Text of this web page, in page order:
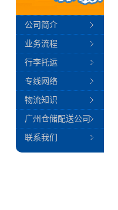
公司简介
业务流程
行李托运
专线网络
物流知识
广州仓储配送公司
联系我们